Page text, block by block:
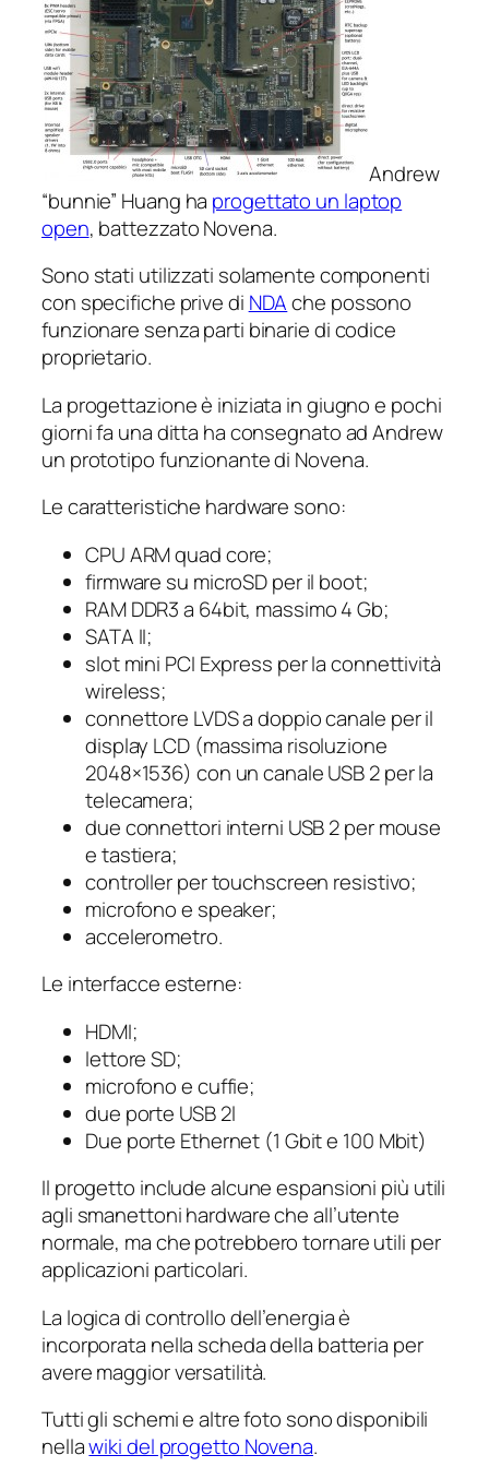
Andrew
“bunnie” Huang ha progettato un laptop
open, battezzatoNovena.
Sono stati utilizzati solamente componenti
con specifiche prive di NDAche possono
funzionare senza parti binarie di codice
proprietario.
La progettazione è iniziata in giugno e pochi
giorni fa una ditta ha consegnato ad Andrew
un prototipo funzionante di Novena.
Le caratteristiche hardware sono:
CPU ARM quad core;
firmware su microSD per il boot;
RAM DDR3 a 64bit, massimo 4 Gb;
SATA II;
slot mini PCI Express per la connettività
wireless;
connettore LVDS a doppio canale per il
display LCD (massima risoluzione
2048×1536) con un canale USB 2 per la
telecamera;
due connettori interni USB 2 per mouse
e tastiera;
controller per touchscreen resistivo;
microfono e speaker;
accelerometro.
Le interfacce esterne:
HDMI;
lettore SD;
microfono e cuffie;
due porte USB 2l
Due porte Ethernet (1 Gbit e 100 Mbit)
Il progetto include alcune espansioni più utili
agli smanettoni hardware che all’utente
normale, ma che potrebbero tornare utili per
applicazioni particolari.
La logica di controllo dell’energia è
incorporata nella scheda della batteria per
avere maggior versatilità.
Tutti gli schemi e altre foto sono disponibili
nellawiki del progetto Novena.